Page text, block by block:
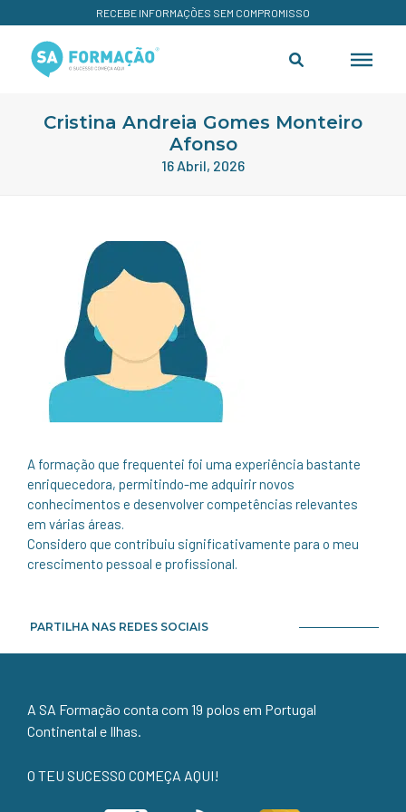
RECEBE INFORMAÇÕES SEM COMPROMISSO
Cristina Andreia Gomes Monteiro
Afonso
16 Abril, 2026
A formação que frequentei foi uma experiência bastante
enriquecedora, permitindo-me adquirir novos
conhecimentos e desenvolver competências relevantes
em várias áreas.
Considero que contribuiu significativamente para o meu
crescimento pessoal e profissional.
PARTILHA NAS REDES SOCIAIS
A SA Formação conta com 19 polos em Portugal
Continental e Ilhas.
O TEU SUCESSO COMEÇA AQUI!